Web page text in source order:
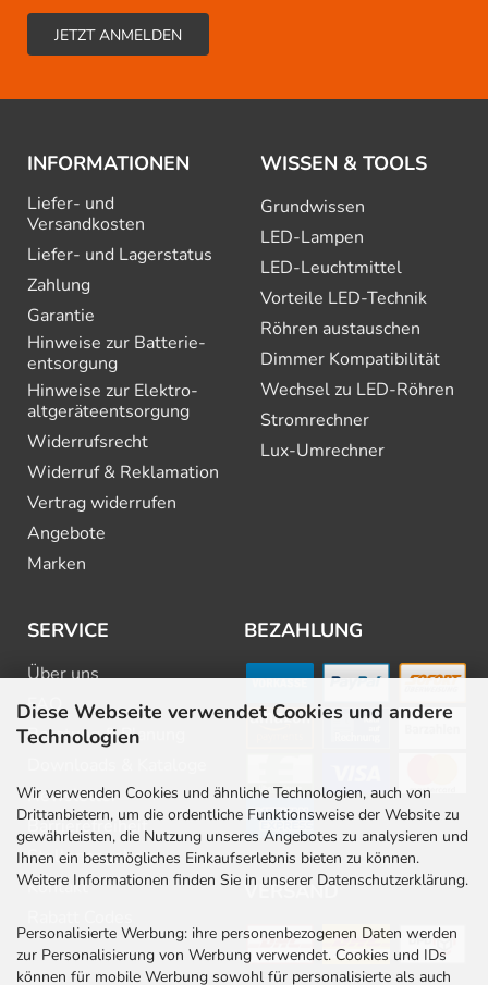
Diese Webseite verwendet Cookies und andere
Technologien
Wir verwenden Cookies und ähnliche Technologien, auch von
Drittanbietern, um die ordentliche Funktionsweise der Website zu
gewährleisten, die Nutzung unseres Angebotes zu analysieren und
Ihnen ein bestmögliches Einkaufserlebnis bieten zu können.
Weitere Informationen finden Sie in unserer Datenschutzerklärung.
Personalisierte Werbung: ihre personenbezogenen Daten werden
zur Personalisierung von Werbung verwendet. Cookies und IDs
können für mobile Werbung sowohl für personalisierte als auch
INFORMATIONEN
Liefer- und
Versandkosten
Liefer- und Lagerstatus
Zahlung
Garantie
Hinweise zur Batterie­
entsorgung
Hinweise zur Elektro­
altgeräte­entsorgung
Widerrufsrecht
Widerruf & Reklamation
Vertrag widerrufen
Angebote
Marken
WISSEN & TOOLS
Grundwissen
LED-Lampen
LED-Leuchtmittel
Vorteile LED-Technik
Röhren austauschen
Dimmer Kompatibilität
Wechsel zu LED-Röhren
Stromrechner
Lux-Umrechner
SERVICE
Über uns
FAQ
Beratung & Planung
Newsletter
Barrierefreiheit
Stellenangebote
Kontakt
BEZAHLUNG
VERSAND